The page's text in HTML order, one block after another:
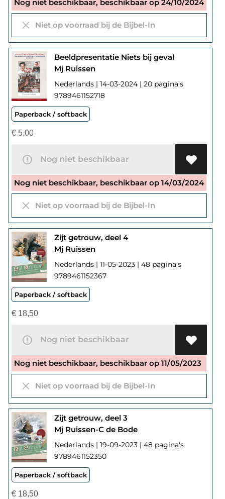
Nog niet beschikbaar, beschikbaar op 24/10/2024
Niet op voorraad bij de Bijbel-In
Beeldpresentatie Niets bij geval
Mj Ruissen
Nederlands | 14-03-2024 | 20 pagina's
9789461152718
Paperback / softback
€5,00
Nog niet beschikbaar
Nog niet beschikbaar, beschikbaar op 14/03/2024
Niet op voorraad bij de Bijbel-In
Zijt getrouw, deel 4
Mj Ruissen
Nederlands | 11-05-2023 | 48 pagina's
9789461152367
Paperback / softback
€18,50
Nog niet beschikbaar
Nog niet beschikbaar, beschikbaar op 11/05/2023
Niet op voorraad bij de Bijbel-In
Zijt getrouw, deel 3
Mj Ruissen-C de Bode
Nederlands | 19-09-2023 | 48 pagina's
9789461152350
Paperback / softback
€18,50